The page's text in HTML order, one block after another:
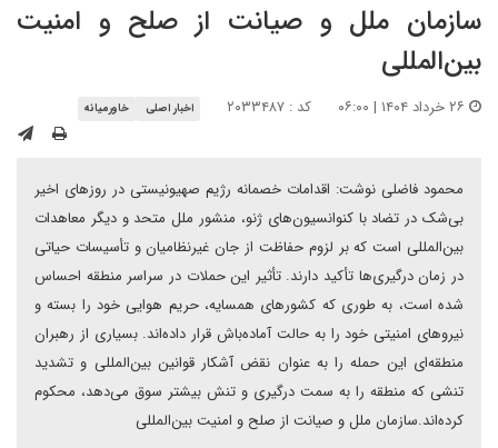
سازمان ملل و صیانت از صلح و امنیت
بین‌المللی
کد : ۲۰۳۳۴۸۷ اخبار اصلی خاورمیانه
محمود فاضلی نوشت: اقدامات خصمانه رژیم صهیونیستی در روزهای اخیر
بی‌شک در تضاد با کنوانسیون‌های ژنو، منشور ملل متحد و دیگر معاهدات
بین‌المللی است که بر لزوم حفاظت از جان غیرنظامیان و تأسیسات حیاتی
در زمان درگیری‌ها تأکید دارند. تأثیر این حملات در سراسر منطقه احساس
شده است، به طوری که کشورهای همسایه، حریم هوایی خود را بسته و
نیروهای امنیتی خود را به حالت آماده‌باش قرار داده‌اند. بسیاری از رهبران
منطقه‌ای این حمله را به ‌عنوان نقض آشکار قوانین بین‌المللی و تشدید
تنشی که منطقه را به سمت درگیری و تنش بیشتر سوق می‌دهد، محکوم
کرده‌اند.سازمان ملل و صیانت از صلح و امنیت بین‌المللی